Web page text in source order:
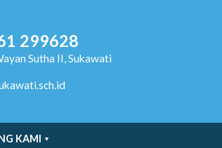
299628
Sutha II, Sukawati
KAMI